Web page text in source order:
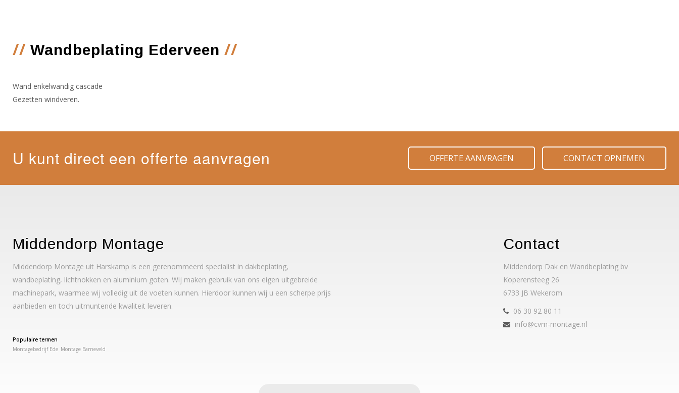
// Wandbeplating Ederveen //
Wand enkelwandig cascade
Gezetten windveren.
U kunt direct een offerte aanvragen OFFERTE AANVRAGEN CONTACT OPNEMEN
Middendorp Montage
Middendorp Montage uit Harskamp is een gerenommeerd specialist in dakbeplating,
wandbeplating, lichtnokken en aluminium goten. Wij maken gebruik van ons eigen uitgebreide
machinepark, waarmee wij volledig uit de voeten kunnen. Hierdoor kunnen wij u een scherpe prijs
aanbieden en toch uitmuntende kwaliteit leveren.
Contact
Middendorp Dak en Wandbeplating bv
Koperensteeg 26
6733 JB Wekerom
06 30 92 80 11
info@cvm-montage.nl
Populaire termen
Montagebedrijf Ede Montage Barneveld